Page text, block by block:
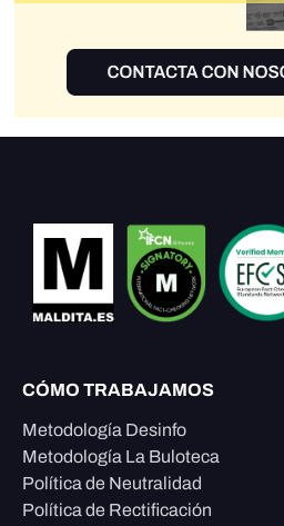
CÓMO TRABAJAMOS
Metodología Desinfo
Metodología La Buloteca
Política de Neutralidad
Política de Rectificación